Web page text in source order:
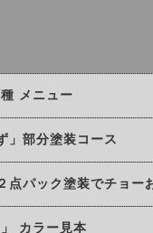
メニュー
」部分塗装コース
点パック塗装でチョー
カラー見本